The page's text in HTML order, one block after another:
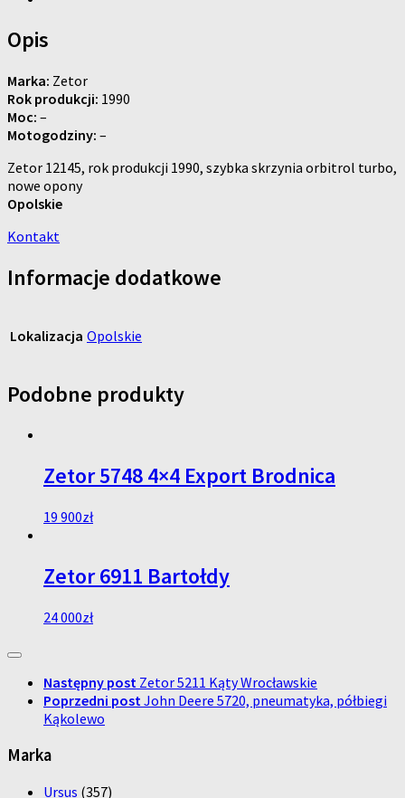
Opis
Marka: Zetor
Rok produkcji: 1990
Moc: –
Motogodziny: –
Zetor 12145, rok produkcji 1990, szybka skrzynia orbitrol turbo,
nowe opony
Opolskie
Kontakt
Informacje dodatkowe
Lokalizacja Opolskie
Podobne produkty
Zetor 5748 4×4 Export Brodnica
19 900zł
Zetor 6911 Bartołdy
24 000zł
Następny post Zetor 5211 Kąty Wrocławskie
Poprzedni postJohn Deere 5720, pneumatyka, półbiegi
Kąkolewo
Marka
Ursus (357)